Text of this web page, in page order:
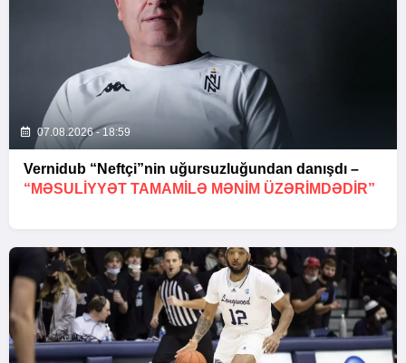
07.08.2026 - 18:59
Vernidub “Neftçi”nin uğursuzluğundan danışdı –
“MƏSULIYYƏT TAMAMILƏ MƏNIM ÜZƏRIMDƏDIR”